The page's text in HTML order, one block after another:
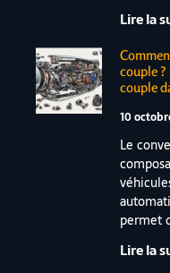
Lire la
couple
couple
10
Le
permet
Lire la